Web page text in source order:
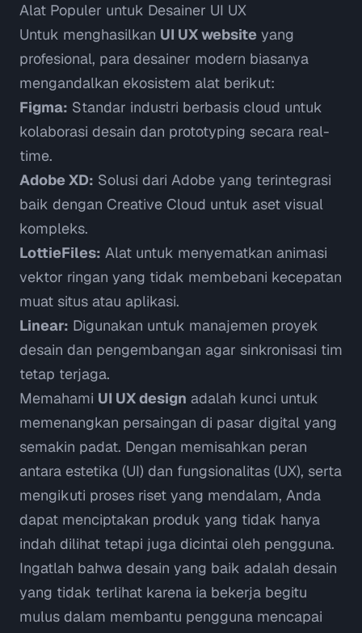
Alat Populer untuk Desainer UI UX
Untuk menghasilkan UI UX website yang
profesional, para desainer modern biasanya
mengandalkan ekosistem alat berikut:
Figma: Standar industri berbasis cloud untuk
kolaborasi desain dan prototyping secara real-
time.
Adobe XD: Solusi dari Adobe yang terintegrasi
baik dengan Creative Cloud untuk aset visual
kompleks.
LottieFiles: Alat untuk menyematkan animasi
vektor ringan yang tidak membebani kecepatan
muat situs atau aplikasi.
Linear: Digunakan untuk manajemen proyek
desain dan pengembangan agar sinkronisasi tim
tetap terjaga.
Memahami UI UX design adalah kunci untuk
memenangkan persaingan di pasar digital yang
semakin padat. Dengan memisahkan peran
antara estetika (UI) dan fungsionalitas (UX), serta
mengikuti proses riset yang mendalam, Anda
dapat menciptakan produk yang tidak hanya
indah dilihat tetapi juga dicintai oleh pengguna.
Ingatlah bahwa desain yang baik adalah desain
yang tidak terlihat karena ia bekerja begitu
mulus dalam membantu pengguna mencapai